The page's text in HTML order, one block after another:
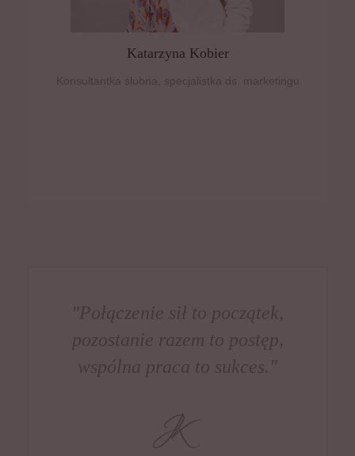
Katarzyna Kobier
Konsultantka ślubna, specjalistka ds. marketingu
"Połączenie sił to początek,
pozostanie razem to postęp,
wspólna praca to sukces."